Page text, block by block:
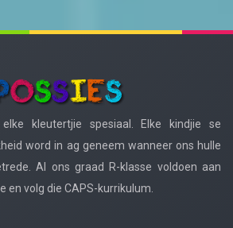
kleutertjie spesiaal. Elke kindjie se
word in ag geneem wanneer ons hulle
Al ons graad R-klasse voldoen aan
en volg die CAPS-kurrikulum.